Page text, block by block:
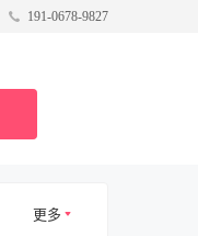
191-0678-9827
更多